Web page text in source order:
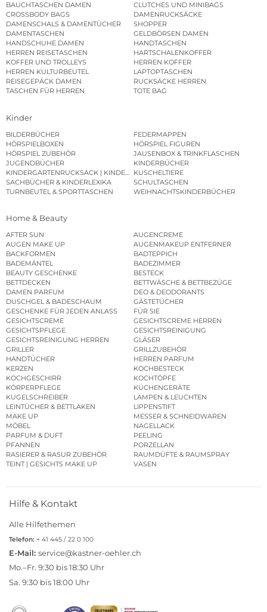
BAUCHTASCHEN DAMEN
CLUTCHES UND MINIBAGS
CROSSBODY BAGS
DAMENRUCKSÄCKE
DAMENSCHALS & DAMENTÜCHER
SHOPPER
DAMENTASCHEN
GELDBÖRSEN DAMEN
HANDSCHUHE DAMEN
HANDTASCHEN
HERREN REISETASCHEN
HARTSCHALENKOFFER
KOFFER UND TROLLEYS
HERREN KOFFER
HERREN KULTURBEUTEL
LAPTOPTASCHEN
REISEGEPÄCK DAMEN
RUCKSÄCKE HERREN
TASCHEN FÜR HERREN
TOTE BAG
Kinder
BILDERBÜCHER
FEDERMAPPEN
HÖRSPIELBOXEN
HÖRSPIEL FIGUREN
HÖRSPIEL ZUBEHÖR
JAUSENBOX & TRINKFLASCHEN
JUGENDBÜCHER
KINDERBÜCHER
KINDERGARTENRUCKSACK | KINDERGARTENBEUTEL
KUSCHELTIERE
SACHBÜCHER & KINDERLEXIKA
SCHULTASCHEN
TURNBEUTEL & SPORTTASCHEN
WEIHNACHTSKINDERBÜCHER
Home & Beauty
AFTER SUN
AUGENCREME
AUGEN MAKE UP
AUGENMAKEUP ENTFERNER
BACKFORMEN
BADTEPPICH
BADEMÄNTEL
BADEZIMMER
BEAUTY GESCHENKE
BESTECK
BETTDECKEN
BETTWÄSCHE & BETTBEZÜGE
DAMEN PARFUM
DEO & DEODORANTS
DUSCHGEL & BADESCHAUM
GÄSTETÜCHER
GESCHENKE FÜR JEDEN ANLASS
FÜR SIE
GESICHTSCREME
GESICHTSCREME HERREN
GESICHTSPFLEGE
GESICHTSREINIGUNG
GESICHTSREINIGUNG HERREN
GLÄSER
GRILLER
GRILLZUBEHÖR
HANDTÜCHER
HERREN PARFUM
KERZEN
KOCHBESTECK
KOCHGESCHIRR
KOCHTÖPFE
KÖRPERPFLEGE
KÜCHENGERÄTE
KUGELSCHREIBER
LAMPEN & LEUCHTEN
LEINTÜCHER & BETTLAKEN
LIPPENSTIFT
MAKE UP
MESSER & SCHNEIDWAREN
MÖBEL
NAGELLACK
PARFUM & DUFT
PEELING
PFANNEN
PORZELLAN
RASIERER & RASUR ZUBEHÖR
RAUMDÜFTE & RAUMSPRAY
TEINT | GESICHTS MAKE UP
VASEN
Hilfe & Kontakt
Alle Hilfethemen
Telefon: + 41 445 / 22 0 100
E-Mail: service@kastner-oehler.ch
Mo.–Fr. 9:30 bis 18:30 Uhr
Sa. 9:30 bis 18:00 Uhr